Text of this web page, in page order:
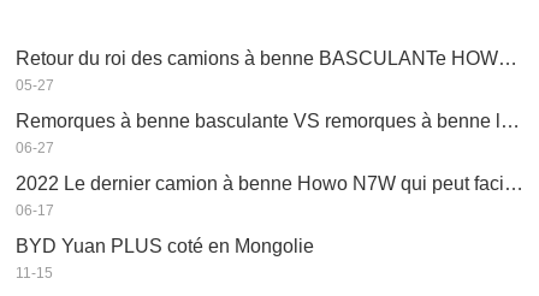
Retour du roi des camions à benne BASCULANTe HOWO V7-X 2022, performances puissantes, équipés d’un moteur Weichai
05-27
Remorques à benne basculante VS remorques à benne latérale : quelle est la meilleure solution pour votre entreprise ?
06-27
2022 Le dernier camion à benne Howo N7W qui peut facilement gagner de l’argent
06-17
BYD Yuan PLUS coté en Mongolie
11-15